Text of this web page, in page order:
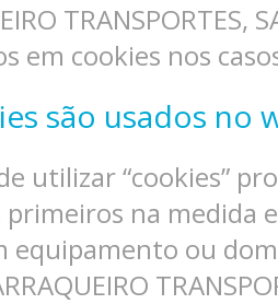
em cookies nos
são usados no
utilizar “cookies”
na medida
equipamento ou